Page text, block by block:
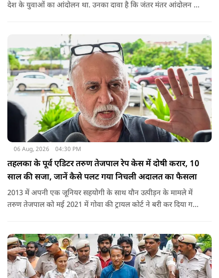
देश के युवाओं का आंदोलन था. उनका दावा है कि जंतर मंतर आंदोलन से
06 Aug, 2026 04:30 PM
तहलका के पूर्व एडिटर तरुण तेजपाल रेप केस में दोषी करार, 10
साल की सजा, जानें कैसे पलट गया निचली अदालत का फैसला
2013 में अपनी एक जूनियर सहयोगी के साथ यौन उत्पीड़न के मामले में
तरुण तेजपाल को मई 2021 में गोवा की ट्रायल कोर्ट ने बरी कर दिया गया